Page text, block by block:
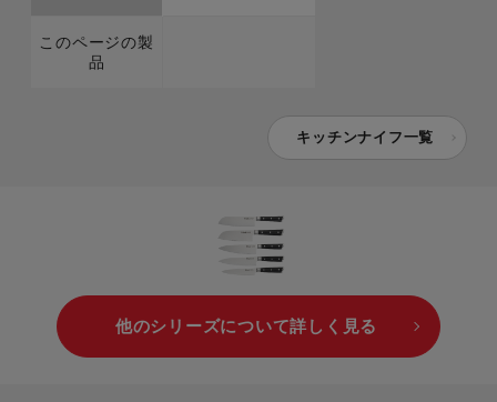
このページの製
品
キッチンナイフ一覧
他のシリーズについて詳しく見る